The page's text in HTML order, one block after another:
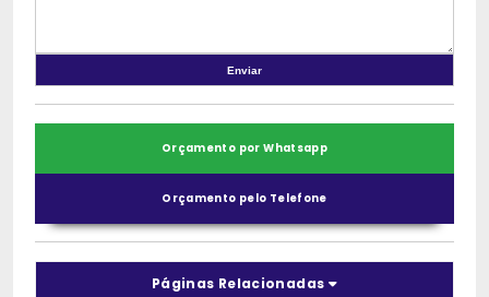
Orçamento por Whatsapp
Orçamento pelo Telefone
Páginas Relacionadas